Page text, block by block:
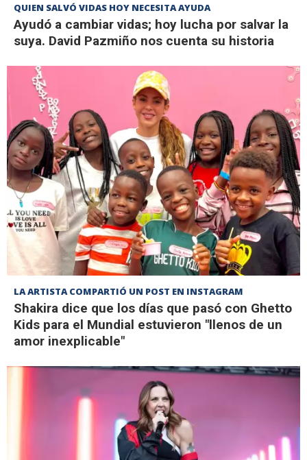
QUIEN SALVÓ VIDAS HOY NECESITA AYUDA
Ayudó a cambiar vidas; hoy lucha por salvar la
suya. David Pazmiño nos cuenta su historia
LA ARTISTA COMPARTIÓ UN POST EN INSTAGRAM
Shakira dice que los días que pasó con Ghetto
Kids para el Mundial estuvieron "llenos de un
amor inexplicable"